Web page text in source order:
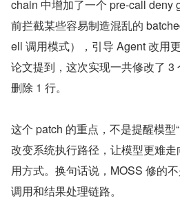
chain 中增加了一个 pre-call deny
前拦截某些容易制造混乱的
ell 调用模式），引导 Agent 改用
论文提到，这次实现一共修改了 3
删除 1 行。
这个 patch 的重点，不是提醒模型
改变系统执行路径，让模型更难
用方式。换句话说，MOSS 修的
调用和结果处理链路。